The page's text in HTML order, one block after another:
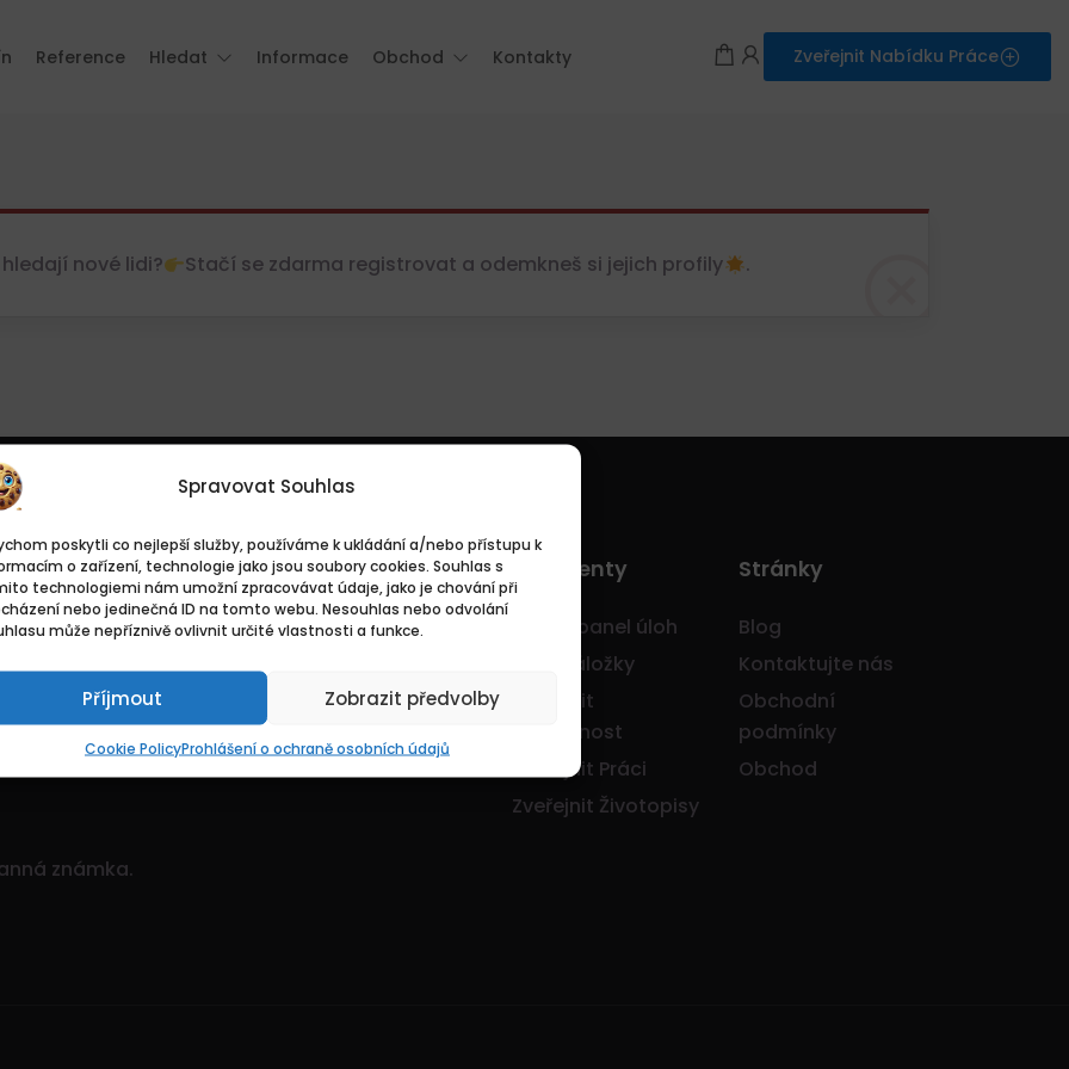
Spravovat Souhlas
poskytli co nejlepší služby, používáme k ukládání a/nebo přístupu k
o zařízení, technologie jako jsou soubory cookies. Souhlas s
technologiemi nám umožní zpracovávat údaje, jako je chování při
nebo jedinečná ID na tomto webu. Nesouhlas nebo odvolání
může nepříznivě ovlivnit určité vlastnosti a funkce.
Příjmout Zobrazit předvolby
Cookie PolicyProhlášení o ochraně osobních údajů
Reference Hledat Informace Obchod Kontakty Zveřejnit Nabídku Práce
nové lidi? Stačí se zdarma registrovat a odemkneš si jejich profily .
Je to dynamický
množstvím nabídek!
známka.
Základní
Domů
Kontakty
Pro Klienty
Hlavní panel úloh
Moje záložky
Zveřejnit
Společnost
Zveřejnit Práci
Zveřejnit Životopisy
Stránky
Blog
Kontaktujte nás
Obchodní
podmínky
Obchod